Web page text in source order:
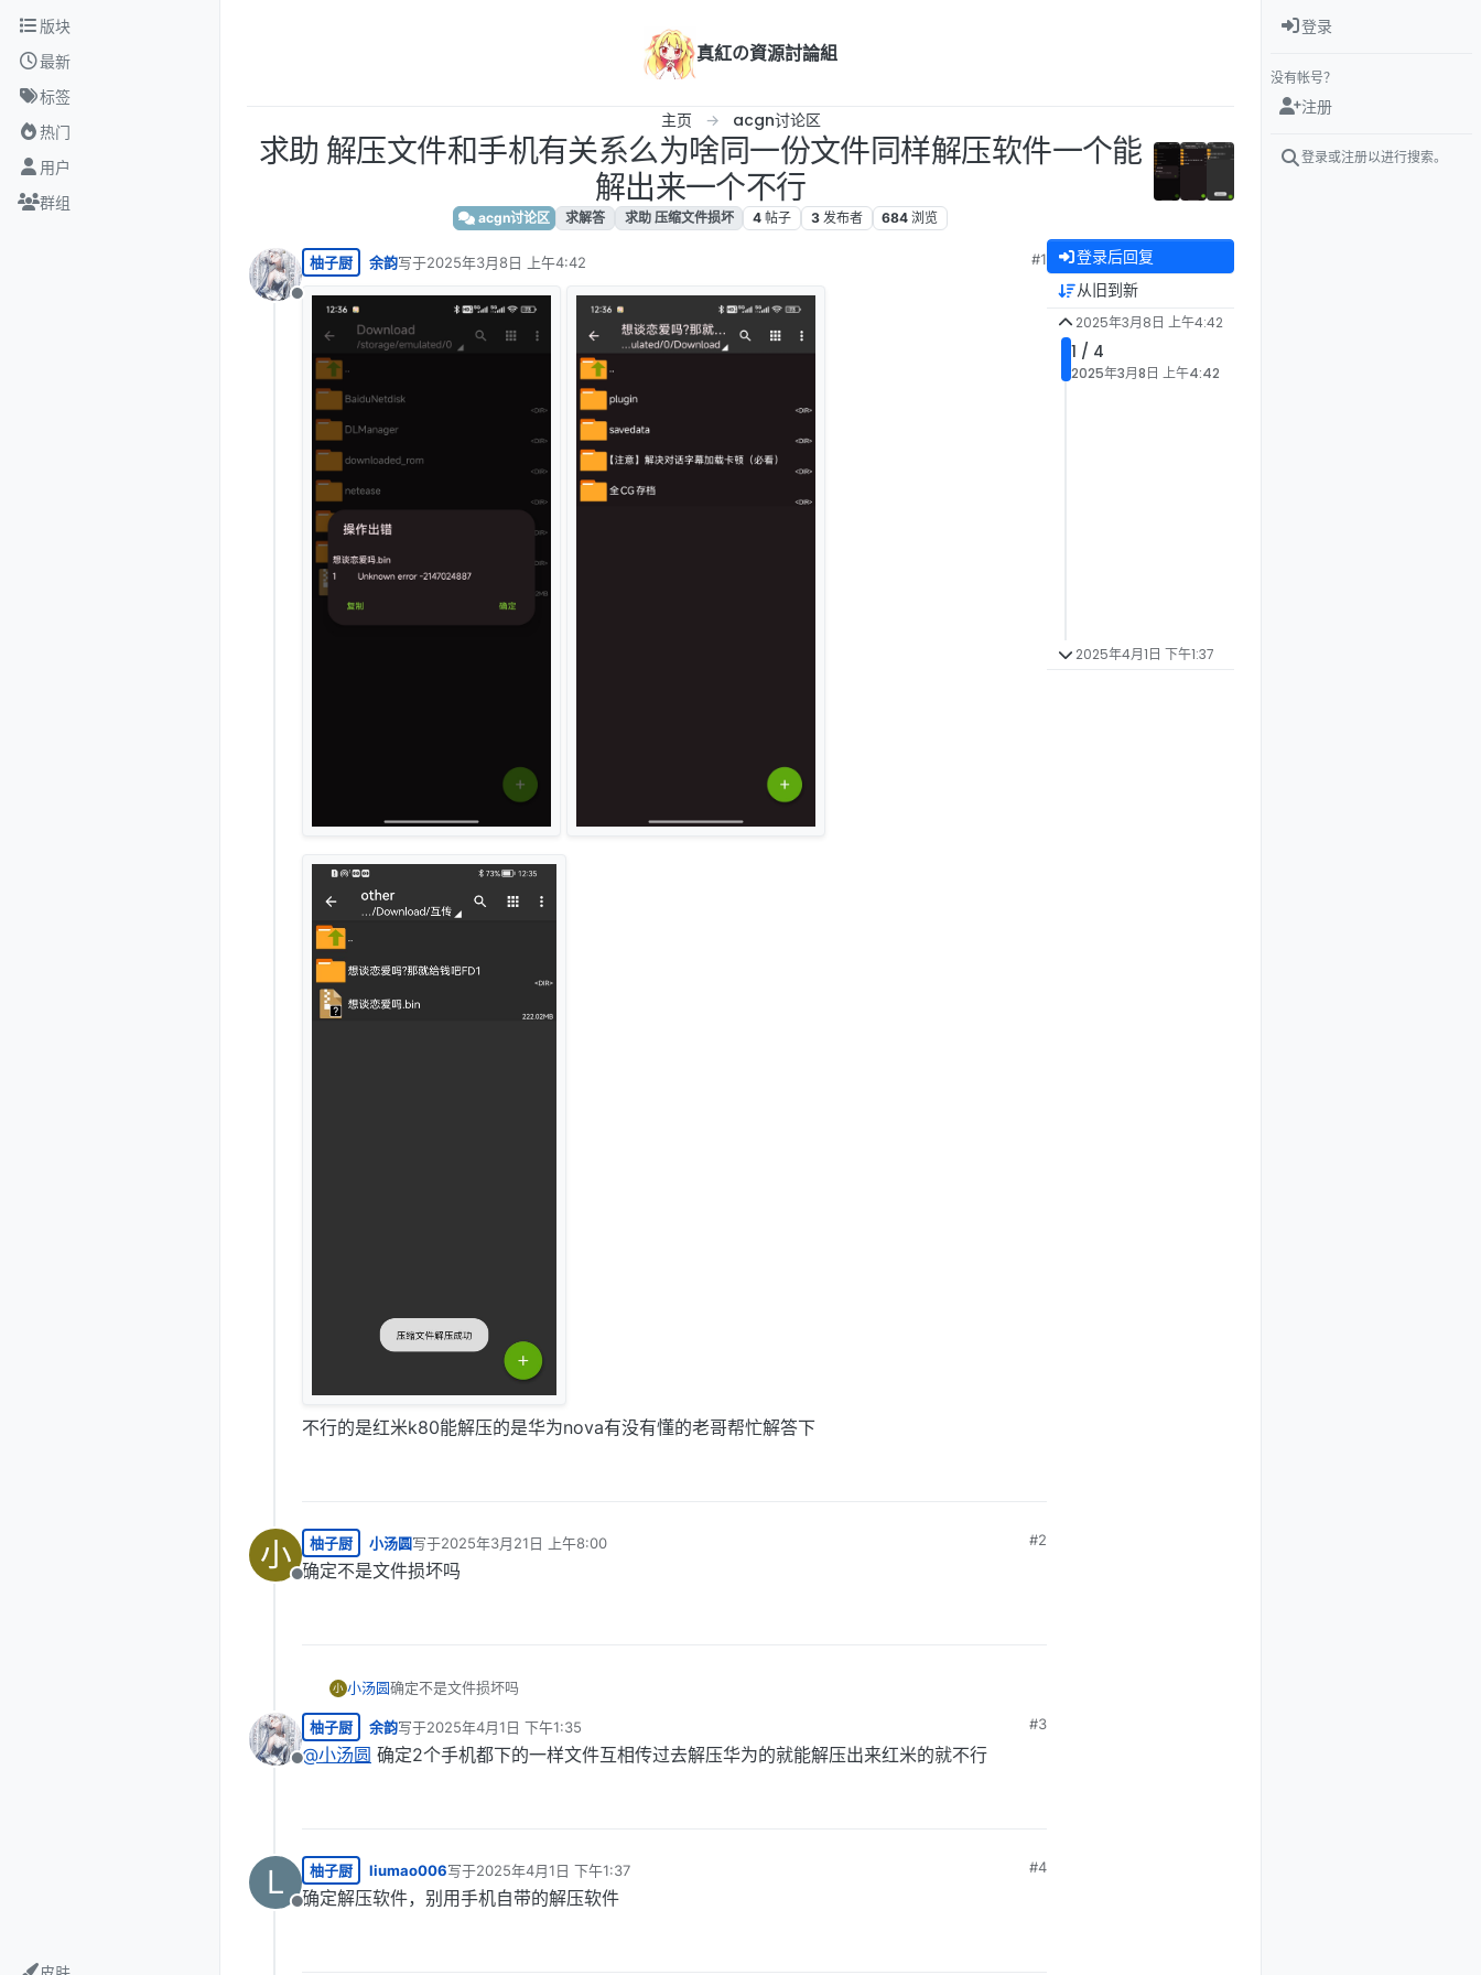
跳转至内容
版块
最新
标签
热门
用户
群组
真紅の資源討論組
主页 acgn讨论区
求助 解压文件和手机有关系么为啥同一份文件同样解压软件一个能
解出来一个不行
acgn讨论区 求解答 求助 压缩文件损坏 4 帖子 3 发布者 684 浏览
离线
柚子厨 余韵写于2025年3月8日 上午4:42
最后由 编辑
#1
不行的是红米k80能解压的是华为nova有没有懂的老哥帮忙解答下
小
离线
柚子厨 小汤圆写于2025年3月21日 上午8:00
最后由 编辑
#2
确定不是文件损坏吗
小 小汤圆确定不是文件损坏吗
离线
柚子厨 余韵写于2025年4月1日 下午1:35
最后由 编辑
#3
@小汤圆 确定2个手机都下的一样文件互相传过去解压华为的就能解压出来红米的就不行
L
离线
柚子厨 liumao006写于2025年4月1日 下午1:37
最后由 编辑
#4
确定解压软件，别用手机自带的解压软件
登录后回复
从旧到新
2025年3月8日 上午4:42
1 / 4
2025年3月8日 上午4:42
2025年4月1日 下午1:37
登录
没有帐号？
注册
登录或注册以进行搜索。